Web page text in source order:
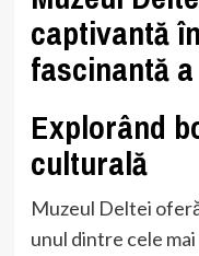
captivantă
fascinantă
Explorând
culturală
Muzeul Deltei
unul dintre cele